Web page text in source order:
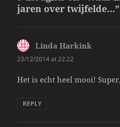
jaren over twijfelde…”
Linda Harkink
23/12/2014 at 22:22
Het is echt heel mooi!
REPLY